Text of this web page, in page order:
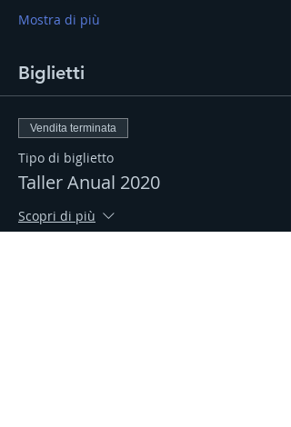
Mostra di più
Biglietti
Vendita terminata
Tipo di biglietto
Taller Anual 2020
Scopri di più